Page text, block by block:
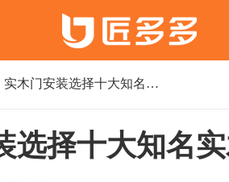
实木门安装选择十大知名实木门品牌
选择十大知名